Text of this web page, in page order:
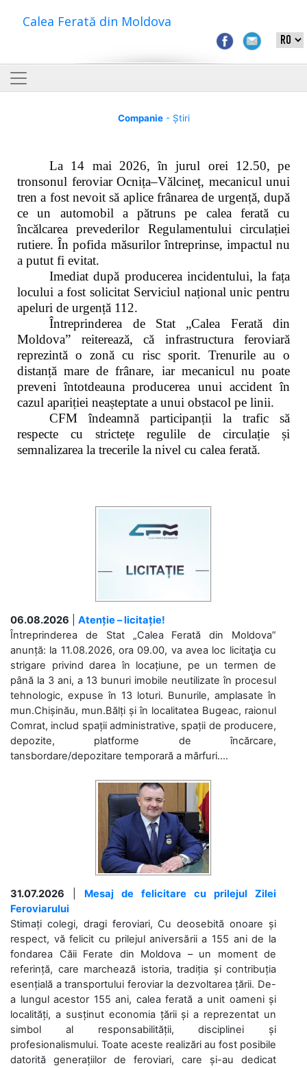
Calea Ferată din Moldova
Companie- Știri
La 14 mai 2026, în jurul orei 12.50, pe
tronsonul feroviar Ocnița–Vălcineț, mecanicul unui
tren a fost nevoit să aplice frânarea de urgență, după
ce un automobil a pătruns pe calea ferată cu
încălcarea prevederilor Regulamentului circulației
rutiere. În pofida măsurilor întreprinse, impactul nu
a putut fi evitat.
Imediat după producerea incidentului, la fața
locului a fost solicitat Serviciul național unic pentru
apeluri de urgență 112.
Întreprinderea de Stat „Calea Ferată din
Moldova” reiterează, că infrastructura feroviară
reprezintă o zonă cu risc sporit. Trenurile au o
distanță mare de frânare, iar mecanicul nu poate
preveni întotdeauna producerea unui accident în
cazul apariției neașteptate a unui obstacol pe linii.
CFM îndeamnă participanții la trafic să
respecte cu strictețe regulile de circulație și
semnalizarea la trecerile la nivel cu calea ferată.
06.08.2026
Atenție – licitație!
Întreprinderea de Stat „Calea Ferată din Moldova”
anunță: la 11.08.2026, ora 09.00, va avea loc licitaţia cu
strigare privind darea în locațiune, pe un termen de
până la 3 ani, a 13 bunuri imobile neutilizate în procesul
tehnologic, expuse în 13 loturi. Bunurile, amplasate în
mun.Chișinău, mun.Bălți și în localitatea Bugeac, raionul
Comrat, includ spații administrative, spații de producere,
depozite, platforme de încărcare,
tansbordare/depozitare temporară a mărfuri....
31.07.2026
Mesaj de felicitare cu prilejul Zilei
Feroviarului
Stimați colegi, dragi feroviari, Cu deosebită onoare și
respect, vă felicit cu prilejul aniversării a 155 ani de la
fondarea Căii Ferate din Moldova – un moment de
referință, care marchează istoria, tradiția și contribuția
esențială a transportului feroviar la dezvoltarea țării. De-
a lungul acestor 155 ani, calea ferată a unit oameni și
localități, a susținut economia țării și a reprezentat un
simbol al responsabilității, disciplinei și
profesionalismului. Toate aceste realizări au fost posibile
datorită generațiilor de feroviari, care și-au dedicat